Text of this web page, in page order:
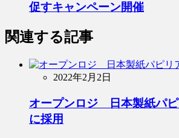
促すキャンペーン開催
関連する記事
2022年2月2日
オープンロジ 日本製紙パ
に採用